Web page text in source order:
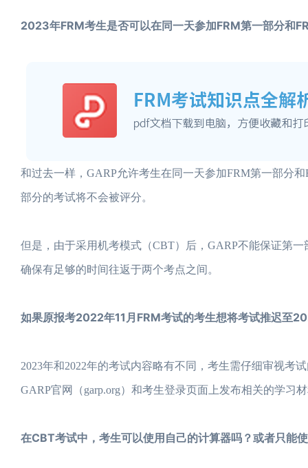
2023年FRM考生是否可以在同一天参加FRM第一部分和
和过去一样，GARP允许考生在同一天参加FRM第一部分
部分的考试将不会被评分。
但是，由于采用机考模式（CBT）后，GARP不能保证第
确保有足够的时间往返于两个考点之间。
如果原报考2022年11月FRM考试的考生想将考试推迟至
2023年和2022年的考试内容略有不同，考生需仔细审视考
GARP官网（garp.org）和考生登录页面上发布相关的学习
在CBT考试中，考生可以使用自己的计算器吗？或者只能